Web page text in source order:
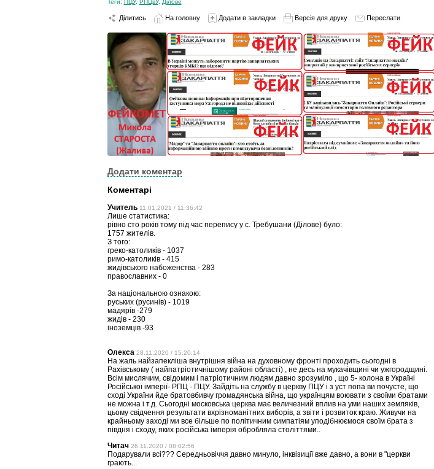
Теги: ПЦУ, РПЦвУ, Ділове
Ділитись На головну Додати в закладки Версія для друку Переслати
Додати коментар
Коментарі
Учитель 11.01.2021 / 11:36:42
Лише статистика:
рівно сто років тому під час перепису у с. Требушани (Ділове) було:
1757 жителів.
З того:
греко-католиків - 1037
римо-католиків - 415
жидівського набоженства - 283
православних - 0
За національною ознакою:
руських (русинів) - 1019
мадярів -279
жидів - 230
іноземців -93
Олекса 28.11.2020 / 15:20:14
На жаль найзапекліша внутрішня війна на духовному фронті проходить сьогодні в
Рахівському ( найпатріотичнішому районі області) , не десь на мукачівщині чи ужгородщині.
Всім мислячим, свідомим і патріотичним людям давно зрозуміло , що 5- колона в Україні
Російської імперії- РПЦ - ПЦУ. Зайдіть на службу в церкву ПЦУ і з уст попа ви почуєте, що
сході України йде братовбивчу громадянська війна, що українцям воювати з своїми братами
не можна і т.д. Сьогодні московська церква має величезний вплив на уми наших земляків,
цьому свідчення результати вхрізноманітних виборів, а звіти і розвиток краю. Живучи на
крайньому заході ми все більше по політичним симпатіям уподібнюємося своїм брата з
півдня і сходу, яких російська імперія обробляла століттями..
Читач 26.11.2020 / 08:02:56
Подарували всі??? Середньовіччя давно минуло, інквізиції вже давно, а вони в "церкви
грають...